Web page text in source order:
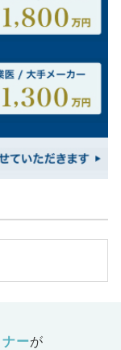
ーが